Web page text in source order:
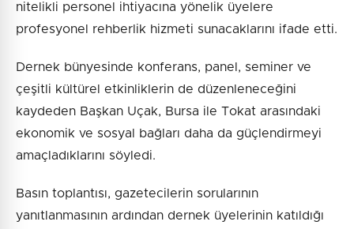
nitelikli personel ihtiyacına yönelik üyelere
profesyonel rehberlik hizmeti sunacaklarını ifade etti.
Dernek bünyesinde konferans, panel, seminer ve
çeşitli kültürel etkinliklerin de düzenleneceğini
kaydeden Başkan Uçak, Bursa ile Tokat arasındaki
ekonomik ve sosyal bağları daha da güçlendirmeyi
amaçladıklarını söyledi.
Basın toplantısı, gazetecilerin sorularının
yanıtlanmasının ardından dernek üyelerinin katıldığı